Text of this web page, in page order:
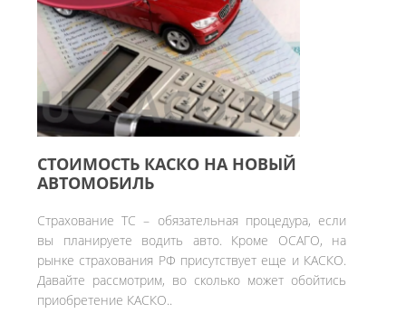
СТОИМОСТЬ КАСКО НА НОВЫЙ
АВТОМОБИЛЬ
Страхование ТС – обязательная процедура, если
вы планируете водить авто. Кроме ОСАГО, на
рынке страхования РФ присутствует еще и КАСКО.
Давайте рассмотрим, во сколько может обойтись
приобретение КАСКО..